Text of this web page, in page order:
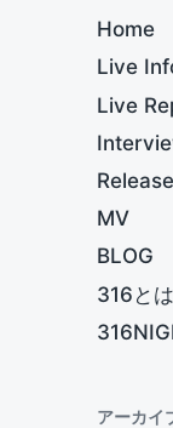
Home
Live
Live
Release
MV
BLOG
316とは
アーカイ